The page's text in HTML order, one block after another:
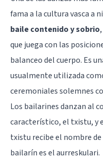
fama a la cultura vasca a
baile contenido y sobrio
que juega con las
balanceo del cuerpo. Es
usualmente utilizada
ceremoniales solemnes
Los bailarines danzan al
característico, el txistu, y
txistu recibe el nombre
bailarín es el aurreskulari.